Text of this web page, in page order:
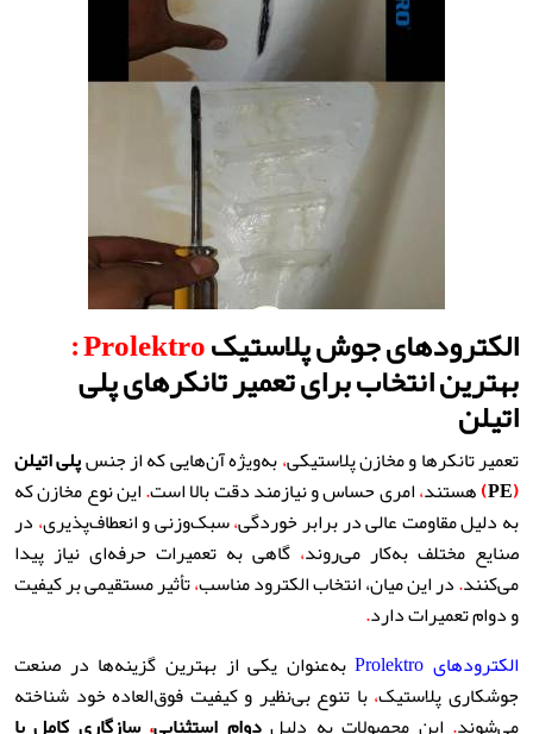
الکترودهای جوش پلاستیک :
بهترین انتخاب برای تعمیر تانکرهای پلی
اتیلن
تعمیر تانکرها و مخازن پلاستیکی،به‌ویژه آن‌هایی که از جنسپلی اتیلن
(
PE
)هستند،امری حساس و نیازمند دقت بالا است.این نوع مخازن که
به دلیل مقاومت عالی در برابر خوردگی،سبک‌وزنی و انعطاف‌پذیری،در
صنایع مختلف به‌کار می‌روند، گاهی به تعمیرات حرفه‌ای نیاز پیدا
می‌کنند.در این میان، انتخاب الکترود مناسب،تأثیر مستقیمی بر کیفیت
و دوام تعمیرات دارد.
الکترودهای Prolektro
به‌عنوان یکی از بهترین گزینه‌ها در صنعت
جوشکاری پلاستیک،با تنوع بی‌نظیر و کیفیت فوق‌العاده خود شناخته